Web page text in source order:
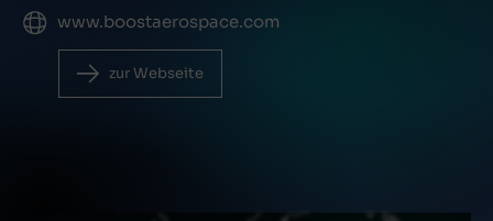
www.boostaerospace.com
zur Webseite